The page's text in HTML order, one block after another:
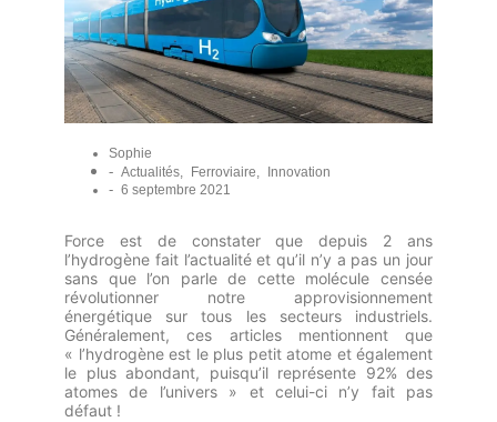
Sophie
- Actualités, Ferroviaire, Innovation
- 6 septembre 2021
Force est de constater que depuis 2 ans
l’hydrogène fait l’actualité et qu’il n’y a pas un jour
sans que l’on parle de cette molécule censée
révolutionner notre approvisionnement
énergétique sur tous les secteurs industriels.
Généralement, ces articles mentionnent que
« l’hydrogène est le plus petit atome et également
le plus abondant, puisqu’il représente 92% des
atomes de l’univers » et celui-ci n’y fait pas
défaut !